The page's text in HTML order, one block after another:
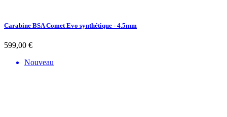
Carabine BSA Comet Evo synthétique - 4.5mm
599,00 €
Nouveau